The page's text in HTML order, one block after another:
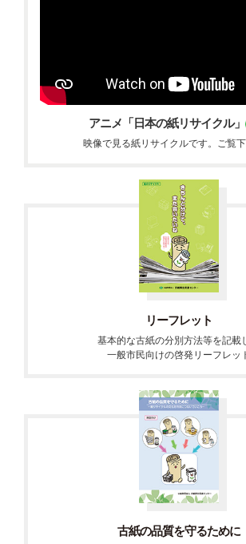
アニメ「日本の紙リサイクル」
映像で見る紙リサイクルです。ご覧下
リーフレット
基本的な古紙の分別方法等を記載
一般市民向けの啓発リーフレッ
古紙の品質を守るために